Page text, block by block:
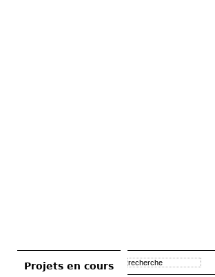
Projets en cours